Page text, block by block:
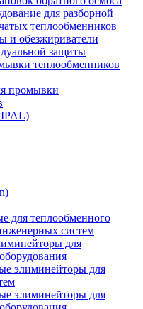
для разборной
теплообменников
и обезжириватели
защиты
теплообменников
промывки
для теплообменного
систем
для
элиминейторы для
элиминейторы для